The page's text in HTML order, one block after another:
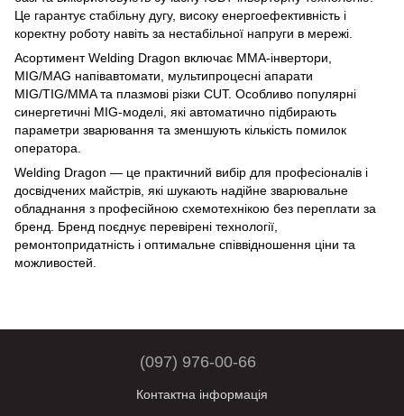
Це гарантує стабільну дугу, високу енергоефективність і
коректну роботу навіть за нестабільної напруги в мережі.
Асортимент Welding Dragon включає MMA-інвертори,
MIG/MAG напівавтомати, мультипроцесні апарати
MIG/TIG/MMA та плазмові різки CUT. Особливо популярні
синергетичні MIG-моделі, які автоматично підбирають
параметри зварювання та зменшують кількість помилок
оператора.
Welding Dragon — це практичний вибір для професіоналів і
досвідчених майстрів, які шукають надійне зварювальне
обладнання з професійною схемотехнікою без переплати за
бренд. Бренд поєднує перевірені технології,
ремонтопридатність і оптимальне співвідношення ціни та
можливостей.
(097) 976-00-66
Контактна інформація